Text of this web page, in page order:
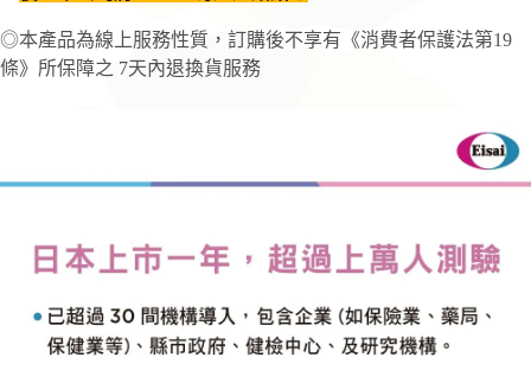
◎本產品為線上服務性質，訂購後不享有《消費者保護法第19
條》所保障之 7天內退換貨服務